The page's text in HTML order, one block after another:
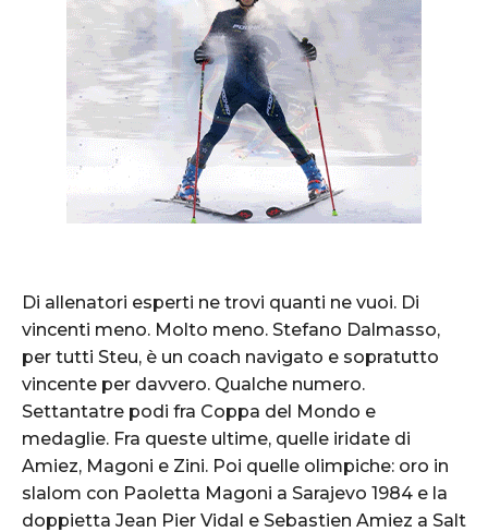
Di allenatori esperti ne trovi quanti ne vuoi. Di
vincenti meno. Molto meno. Stefano Dalmasso,
per tutti Steu, è un coach navigato e sopratutto
vincente per davvero. Qualche numero.
Settantatre podi fra Coppa del Mondo e
medaglie. Fra queste ultime, quelle iridate di
Amiez, Magoni e Zini. Poi quelle olimpiche: oro in
slalom con Paoletta Magoni a Sarajevo 1984 e la
doppietta Jean Pier Vidal e Sebastien Amiez a Salt